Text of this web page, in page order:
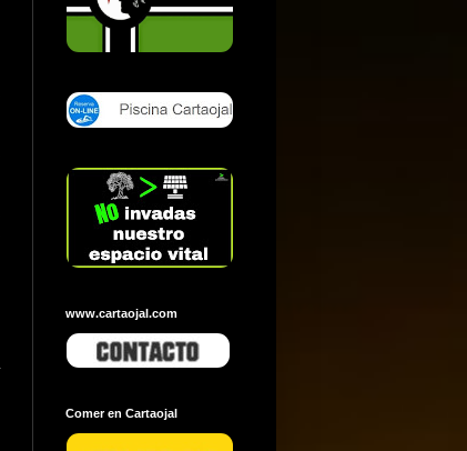
www.cartaojal.com
Comer en Cartaojal